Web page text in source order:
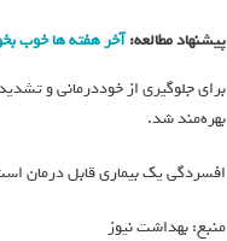
پیشنهاد مطالعه:آخر هفته ها خوب
برای جلوگیری از خوددرمانی و
بهره‌مند شد.
افسردگی یک بیماری قابل درمان
منبع: بهداشت نیوز